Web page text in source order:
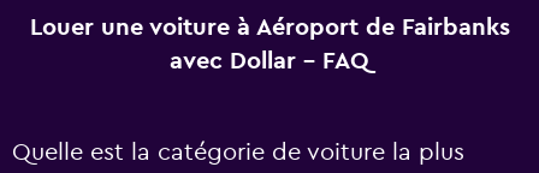
Louer une voiture à Aéroport de Fairbanks
avec Dollar - FAQ
Quelle est la catégorie de voiture la plus